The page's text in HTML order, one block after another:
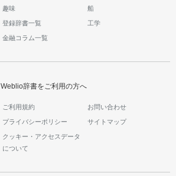
趣味 船
登録辞書一覧 工学
金融コラム一覧
Weblio辞書をご利用の方へ
ご利用規約 お問い合わせ
プライバシーポリシー サイトマップ
クッキー・アクセスデータ
について